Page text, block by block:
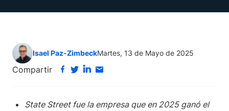
Isael Paz-ZimbeckMartes, 13 de Mayo de 2025
Compartir
State Street fue la empresa que en 2025 ganó el